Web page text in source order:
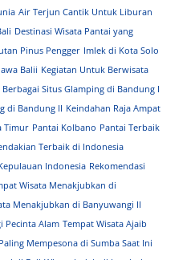
Air Terjun Cantik Untuk Liburan
Destinasi Wisata Pantai yang
Pinus Pengger Imlek di Kota Solo
Balii Kegiatan Untuk Berwisata
Situs Glamping di Bandung I
di Bandung II Keindahan Raja Ampat
Timur Pantai Kolbano Pantai Terbaik
Terbaik di Indonesia
Indonesia Rekomendasi
Wisata Menakjubkan di
Menakjubkan di Banyuwangi II
Pecinta Alam Tempat Wisata Ajaib
Mempesona di Sumba Saat Ini